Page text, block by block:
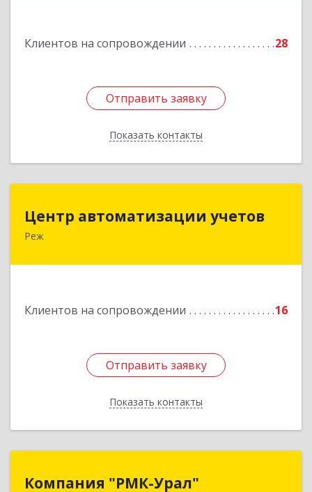
Клиентов на сопровождении 28
Отправить заявку
Показать контакты
Отправить заявку
Назад
Центр автоматизации учетов
Реж
Клиентов на сопровождении 16
Отправить заявку
Показать контакты
623750, Свердловская обл, Режевской р-н, Реж
Отправить заявку
Назад
Компания "РМК-Урал"